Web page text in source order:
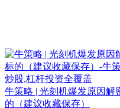
牛策略 | 光刻机爆发原因解
的（建议收藏保存）